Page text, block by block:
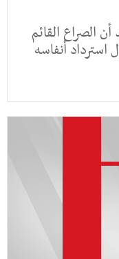
الصراع القائم
استرداد أنفاسه